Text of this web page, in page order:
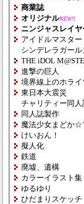
商業誌
オリジナルNEW!!
ニンジャスレイヤ
アイドルマスター
シンデレラガール
THE iDOL
進撃の巨人
境界線上のホライ
東日本大震災
チャリティー同人
同人誌製作
魔法少女まどか☆
けいおん！
擬人化
鉄道
廃墟、遺構
カラーイラスト集
ゆるゆり
ひだまりスケッチ